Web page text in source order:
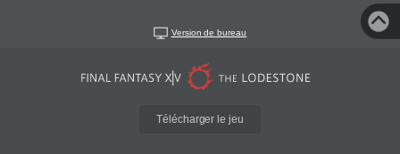
Version de bureau
Télécharger le jeu